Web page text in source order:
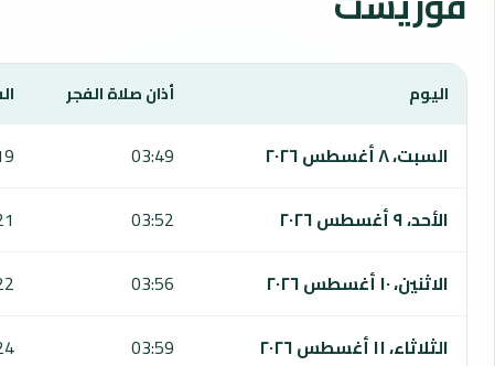
يعرض هذا الجدول مواقيت الصلاة لمدة 7 أيام في فوريست، بما يشمل الفجر والشروق والظهر والعصر والمغرب والعشاء.
اليوم أذان صلاة الفجر
السبت، ٨ أغسطس ٢٠٢٦ 03:49
الأحد، ٩ أغسطس ٢٠٢٦
03:52
الاثنين، ١٠ أغسطس ٢٠٢٦
03:56
الثلاثاء، ١١ أغسطس ٢٠٢٦
03:59